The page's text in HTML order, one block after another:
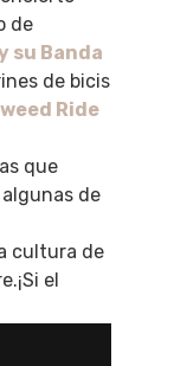
de
su Banda
de bicis
Ride
que
de
cultura de
el